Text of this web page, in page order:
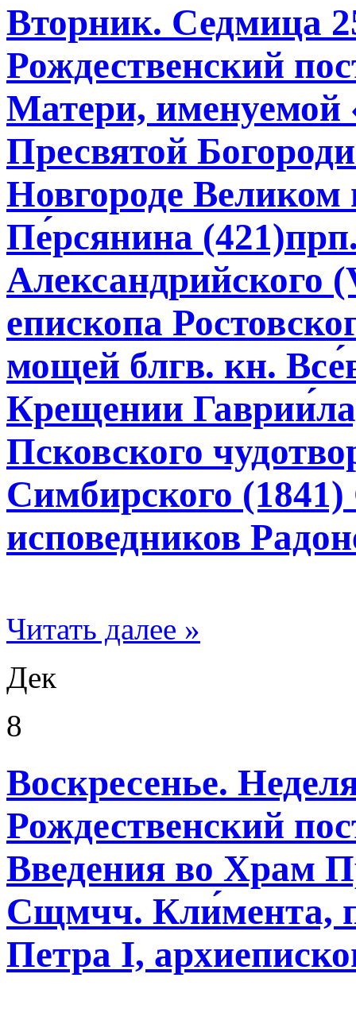
Вторник. Седмица
Рождественский
Матери, именуемой
Пресвятой
Новгороде Великом
Пе́рсянина
Александрийского
епископа
мощей блгв. кн.
Крещении
Псковского
Симбирского
исповедников
Читать далее »
Дек
8
Воскресенье.
Рождественский
Введения во Храм
Сщмчч. Кли́мента,
Петра I,